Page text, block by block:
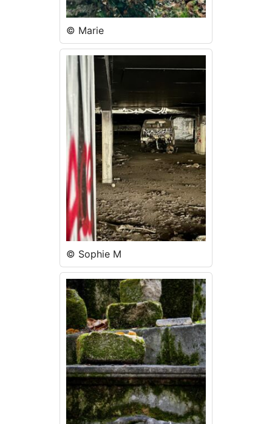
© Marie
© Sophie M